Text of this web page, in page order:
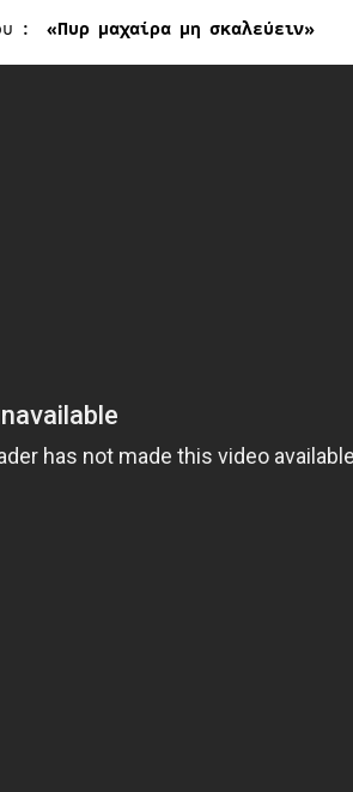
: «Πυρ μαχαίρα μη σκαλεύειν»